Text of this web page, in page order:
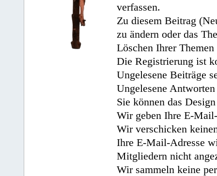
verfassen.
Zu diesem Beitrag
zu ändern oder das
Löschen Ihrer
Die Registrierung ist
Ungelesene Beiträge
Ungelesene
Sie können das
Wir geben Ihre E-
Wir verschicken
Ihre E-Mail-Adresse
Mitgliedern nicht
Wir sammeln keine